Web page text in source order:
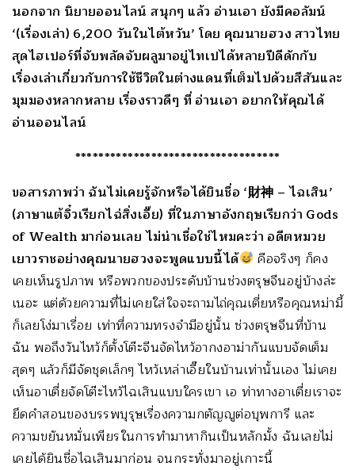
นอกจาก นิยายออนไลน์ สนุกๆ แล้ว อ่านเอา ยังมีคอลัมน์
‘(เรื่องเล่า) 6,200 วันในไต้หวัน’ โดย คุณนายฮวง สาวไทย
สุดไฮเปอร์ที่จับพลัดจับผลูมาอยู่ไทเปได้หลายปีดีดักกับ
เรื่องเล่าเกี่ยวกับการใช้ชีวิตในต่างแดนที่เต็มไปด้วยสีสันและ
มุมมองหลากหลาย เรื่องราวดีๆ ที่ อ่านเอา อยากให้คุณได้
อ่านออนไลน์
***********************************
ขอสารภาพว่า ฉันไม่เคยรู้จักหรือได้ยินชื่อ ‘財神 – ไฉเสิน’
(ภาษาแต้จิ๋วเรียกไฉ่สิ่งเอี๊ย) ที่ในภาษาอังกฤษเรียกว่า Gods
of Wealth มาก่อนเลย ไม่น่าเชื่อใช่ไหมคะว่า อดีตหมวย
เยาวราชอย่างคุณนายฮวงจะพูดแบบนี้ได้
คือจริงๆ ก็คง
เคยเห็นรูปภาพ หรือพวกของประดับบ้านช่วงตรุษจีนอยู่บ้างล่ะ
เนอะ แต่ด้วยความที่ไม่เคยใส่ใจจะถามไถ่คุณเตี่ยหรือคุณหม่ามี้
ก็เลยโง่มาเรื่อย เท่าที่ความทรงจำมีอยู่นั้น ช่วงตรุษจีนที่บ้าน
ฉัน พอถึงวันไหว้ก็ตั้งโต๊ะจีนจัดไหว้อากงอาม่ากันแบบจัดเต็ม
สุดๆ แล้วก็มีจัดชุดเล็กๆ ไหว้เหล่าเอี๊ยในบ้านเท่านั้นเอง ไม่เคย
เห็นอาเตี่ยจัดโต๊ะไหว้ไฉเสินแบบใครเขา เอ ท่าทางอาเตี่ยเราจะ
ยึดคำสอนของบรรพบุรุษเรื่องความกตัญญูต่อบุพการี และ
ความขยันหมั่นเพียรในการทำมาหากินเป็นหลักมั้ง ฉันเลยไม่
เคยได้ยินชื่อไฉเสินมาก่อน จนกระทั่งมาอยู่เกาะนี้